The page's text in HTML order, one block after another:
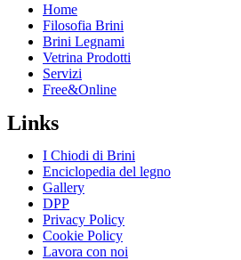
Home
Filosofia Brini
Brini Legnami
Vetrina Prodotti
Servizi
Free&Online
Links
I Chiodi di Brini
Enciclopedia del legno
Gallery
DPP
Privacy Policy
Cookie Policy
Lavora con noi